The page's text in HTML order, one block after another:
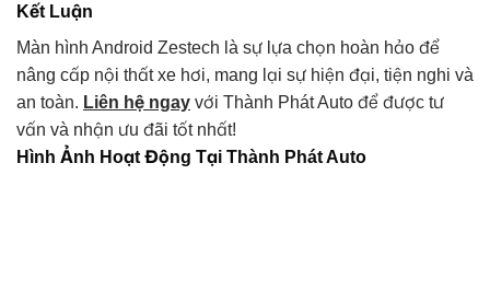
Kết Luận
Màn hình Android Zestech là sự lựa chọn hoàn hảo để
nâng cấp nội thất xe hơi, mang lại sự hiện đại, tiện nghi và
an toàn. Liên hệ ngay với Thành Phát Auto để được tư
vấn và nhận ưu đãi tốt nhất!
Hình Ảnh Hoạt Động Tại Thành Phát Auto